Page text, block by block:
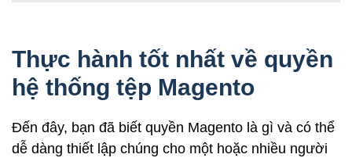
Thực hành tốt nhất về quyền
hệ thống tệp Magento
Đến đây, bạn đã biết quyền Magento là gì và có thể
dễ dàng thiết lập chúng cho một hoặc nhiều người